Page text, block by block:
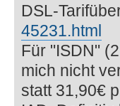
DSL-
45231.html
Für "ISDN"
mich nicht
statt 31,90€